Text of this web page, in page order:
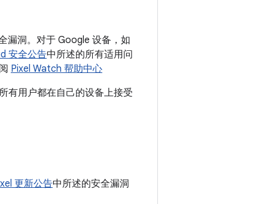
漏洞。对于 Google 设备，如
安全公告中所述的所有适用问
Pixel Watch 帮助中心
有用户都在自己的设备上接受
更新公告中所述的安全漏洞